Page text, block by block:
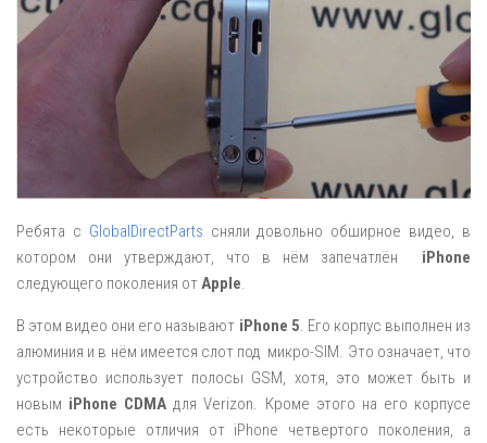
Ребята с GlobalDirectParts сняли довольно обширное видео, в
котором они утверждают, что в нём запечатлён iPhone
следующего поколения отApple.
В этом видео они его называют iPhone 5. Его корпус выполнен из
алюминия и в нём имеется слот под микро-SIM. Это означает, что
устройство использует полосы GSM, хотя, это может быть и
новым iPhone CDMA для Verizon. Кроме этого на его корпусе
есть некоторые отличия от iPhone четвертого поколения, а